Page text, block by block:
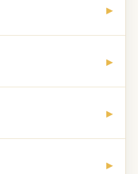
▸
▸
▸
▸